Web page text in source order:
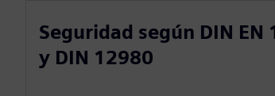
Seguridad según DIN EN
y DIN 12980